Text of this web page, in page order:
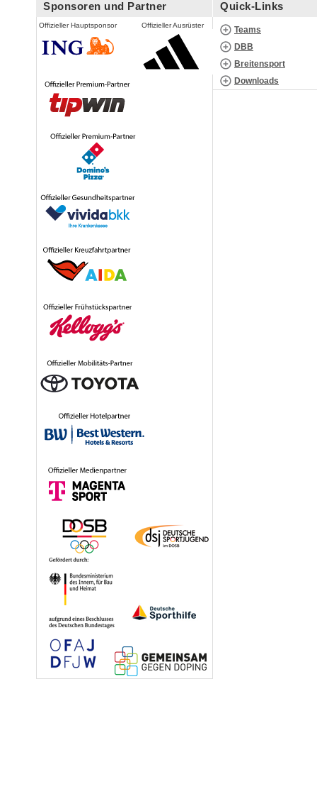
Sponsoren und Partner
Offizieller Hauptsponsor Offizieller Ausrüster
Quick-Links
Teams
DBB
Breitensport
Downloads